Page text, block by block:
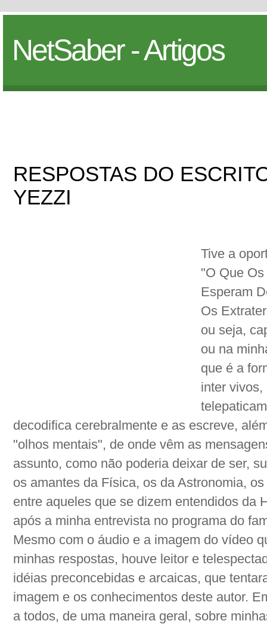
NetSaber - Artigos
RESPOSTAS DO
YEZZI
Tive a
"O Que
Esperam
Os
ou seja,
ou na
que é a
inter vivos,
decodifica cerebralmente e as escreve,
"olhos mentais", de onde vêm as
assunto, como não poderia deixar de ser,
os amantes da Física, os da Astronomia,
entre aqueles que se dizem entendidos da
após a minha entrevista no programa do
Mesmo com o áudio e a imagem do vídeo
minhas respostas, houve leitor e
idéias preconcebidas e arcaicas, que
imagem e os conhecimentos deste autor.
a todos, de uma maneira geral, sobre